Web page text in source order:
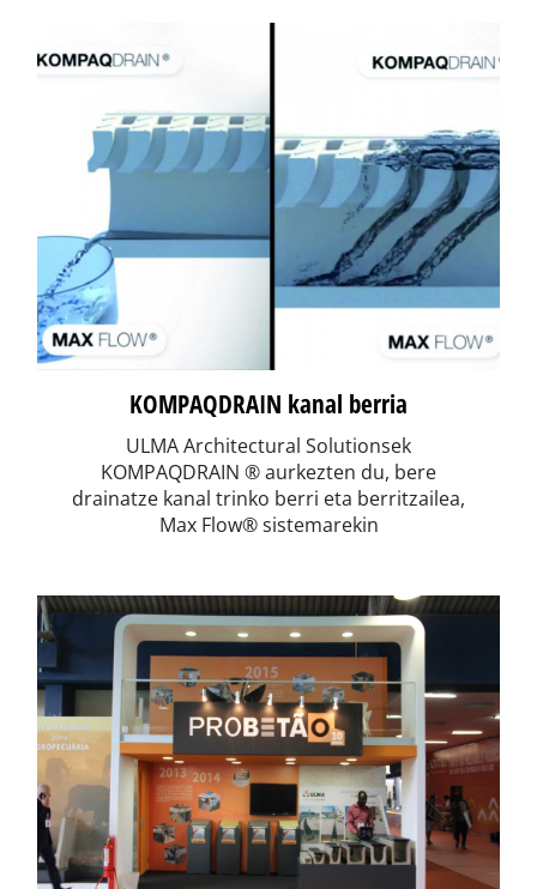
KOMPAQDRAIN kanal berria
ULMA Architectural Solutionsek
KOMPAQDRAIN ® aurkezten du, bere
drainatze kanal trinko berri eta berritzailea,
Max Flow® sistemarekin